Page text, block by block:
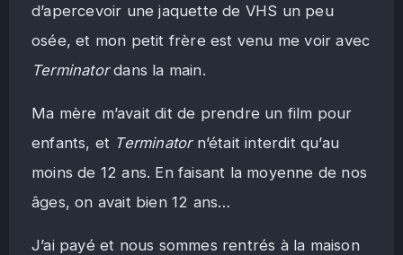
d’apercevoir une jaquette de VHS un peu
osée, et mon petit frère est venu me voir avec
Terminatordans la main.
Ma mère m’avait dit de prendre un film pour
enfants, et Terminatorn’était interdit qu’au
moins de 12 ans. En faisant la moyenne de nos
âges, on avait bien 12 ans…
J’ai payé et nous sommes rentrés à la maison